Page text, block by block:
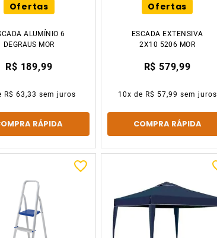
Ofertas
ALUMÍNIO 6
DEGRAUS MOR
R$ 189,99
R$ 63,33 sem juros
RÁPIDA
Ofertas
ESCADA EXTENSIVA
2X10 5206 MOR
R$ 579,99
10x de R$ 57,99 sem juros
COMPRA RÁPIDA